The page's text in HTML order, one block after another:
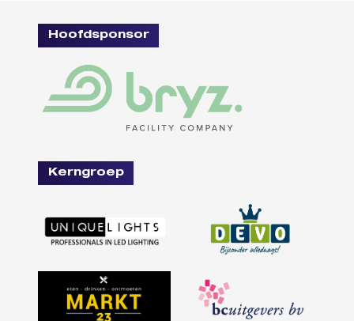
Hoofdsponsor
Kerngroep